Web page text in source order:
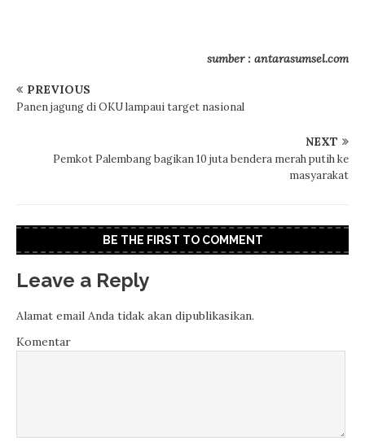
sumber : antarasumsel.com
PREVIOUS
Panen jagung di OKU lampaui target nasional
NEXT
Pemkot Palembang bagikan 10 juta bendera merah putih ke
masyarakat
BE THE FIRST TO COMMENT
Leave a Reply
Alamat email Anda tidak akan dipublikasikan.
Komentar